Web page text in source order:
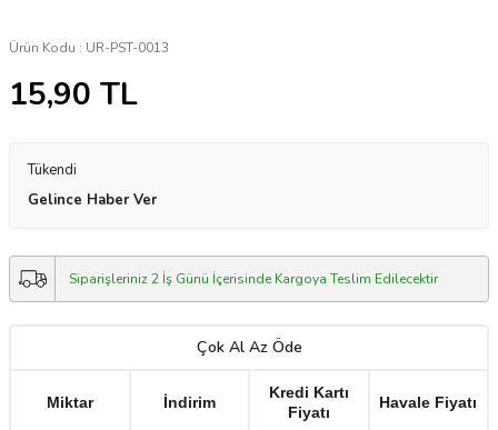
Ürün Kodu : UR-PST-0013
15,90 TL
Tükendi
Gelince Haber Ver
Siparişleriniz 2 İş Günü İçerisinde Kargoya Teslim Edilecektir
Çok Al Az Öde
Miktar İndirim
Kredi Kartı
Fiyatı
Havale Fiyatı